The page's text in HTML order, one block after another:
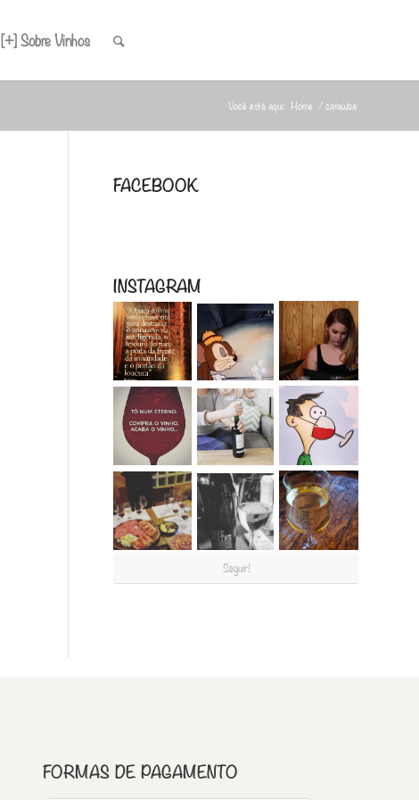
[+] Sobre Vinhos
Você está aqui: Home /catawba
FACEBOOK
INSTAGRAM
Seguir!
FORMAS DE PAGAMENTO